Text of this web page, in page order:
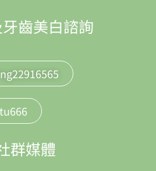
齒美白諮詢
群媒體